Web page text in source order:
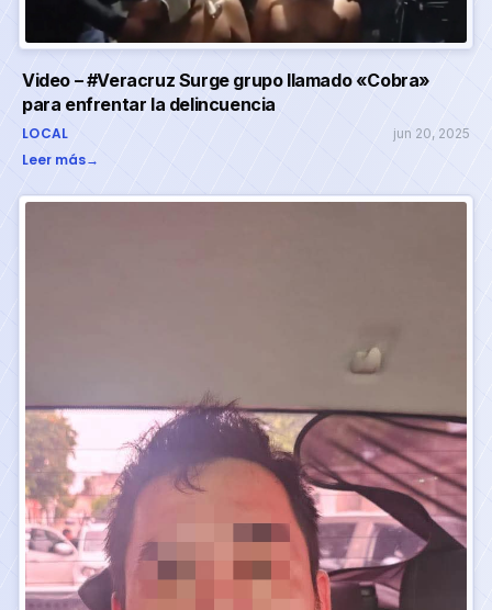
Video – #Veracruz Surge grupo llamado «Cobra»
para enfrentar la delincuencia
LOCAL jun 20, 2025
Leer más→